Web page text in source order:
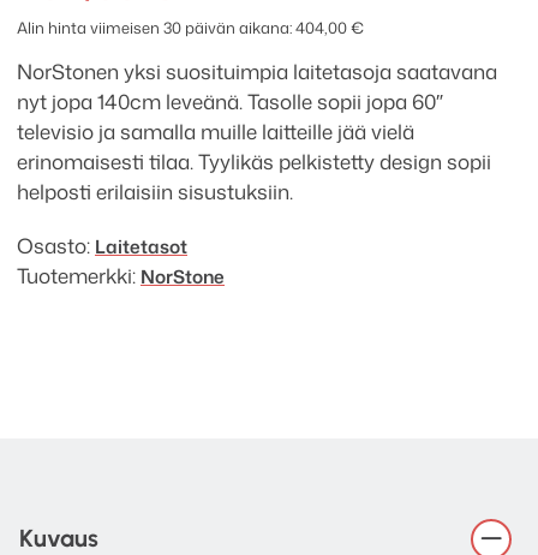
Alin hinta viimeisen 30 päivän aikana:404,00€
NorStonen yksi suosituimpia laitetasoja saatavana
nyt jopa 140cm leveänä. Tasolle sopii jopa 60″
televisio ja samalla muille laitteille jää vielä
erinomaisesti tilaa. Tyylikäs pelkistetty design sopii
helposti erilaisiin sisustuksiin.
Osasto: Laitetasot
Tuotemerkki: NorStone
Kuvaus